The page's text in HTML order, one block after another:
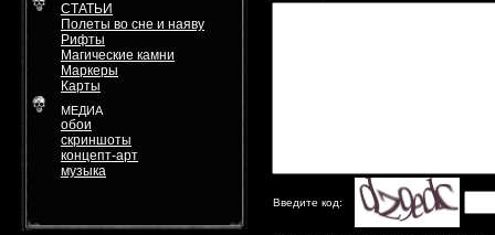
СТАТЬИ
Полеты во сне и наяву
Рифты
Магические камни
Маркеры
Карты
МЕДИА
обои
скриншоты
концепт-арт
музыка
Введите код: